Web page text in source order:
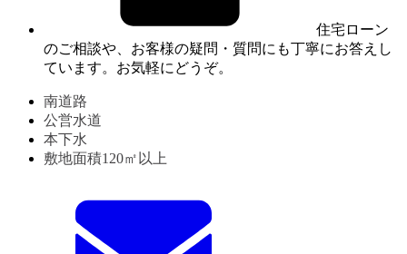
住宅ローン
のご相談や、お客様の疑問・質問にも丁寧にお答えし
ています。お気軽にどうぞ。
南道路
公営水道
本下水
敷地面積120㎡以上